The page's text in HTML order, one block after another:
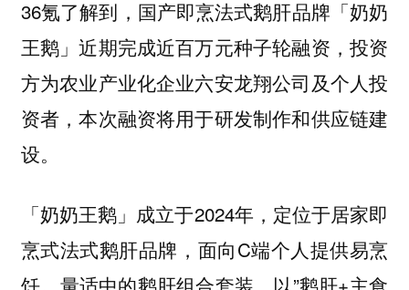
36氪了解到，国产即烹法式鹅肝品牌「奶奶
王鹅」近期完成近百万元种子轮融资，投资
方为农业产业化企业六安龙翔公司及个人投
资者，本次融资将用于研发制作和供应链建
设。
「奶奶王鹅」成立于2024年，定位于居家即
烹式法式鹅肝品牌，面向C端个人提供易烹